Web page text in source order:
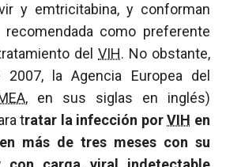
y emtricitabina, y conforman
recomendada como preferente
del VIH. No obstante,
la Agencia Europea del
, en sus siglas en inglés)
tratar la infección porVIH en
más de tres meses con su